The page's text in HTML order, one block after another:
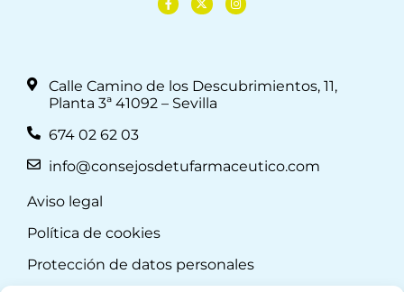
Calle Camino de los Descubrimientos, 11,
Planta 3ª 41092 – Sevilla
674 02 62 03
info@consejosdetufarmaceutico.com
Aviso legal
Política de cookies
Protección de datos personales